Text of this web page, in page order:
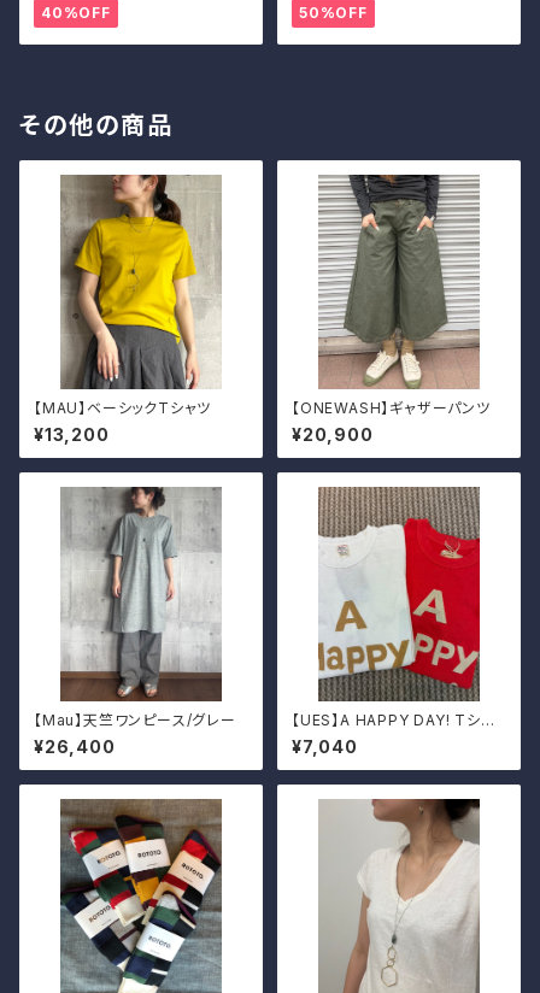
40%OFF 50%OFF
その他の商品
【MAU】ベーシックTシャツ
¥13,200
【ONEWASH】ギャザーパンツ
¥20,900
【Mau】天竺ワンピース/グレー
¥26,400
【UES】A HAPPY DAY! Tシャ
ツ
¥7,040